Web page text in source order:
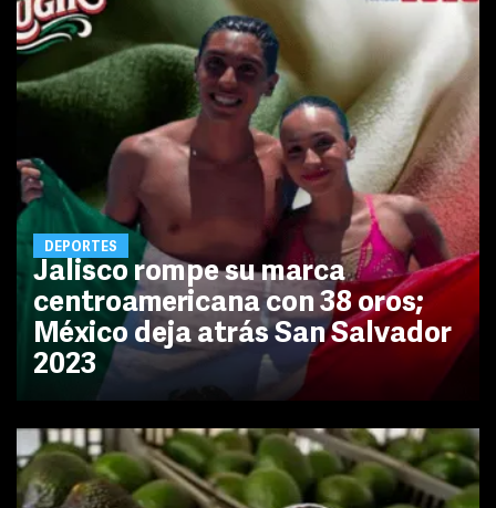
DEPORTES
Jalisco rompe su marca
centroamericana con 38 oros;
México deja atrás San Salvador
2023